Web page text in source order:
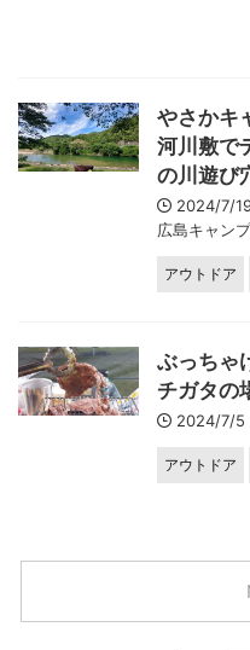
やさか
河川敷で
の川遊び
2024/7/
広島キャン
アウトドア
ぶっちゃ
チガタの
2024/7/5
アウトドア